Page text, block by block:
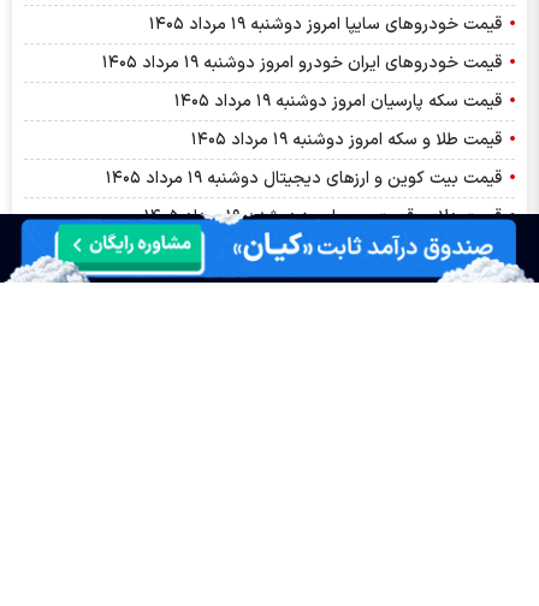
قیمت خودرو‌های سایپا امروز دوشنبه ۱۹ مرداد ۱۴۰۵
قیمت خودرو‌های ایران خودرو امروز دوشنبه ۱۹ مرداد ۱۴۰۵
قیمت سکه پارسیان امروز دوشنبه ۱۹ مرداد ۱۴۰۵
قیمت طلا و سکه امروز دوشنبه ۱۹ مرداد ۱۴۰۵
قیمت بیت کوین و ارز‌های دیجیتال دوشنبه ۱۹ مرداد ۱۴۰۵
قیمت دلار و قیمت یورو امروز دوشنبه ۱۹ مرداد ۱۴۰۵
نماد فجهان پس از افشا، متوقف شد